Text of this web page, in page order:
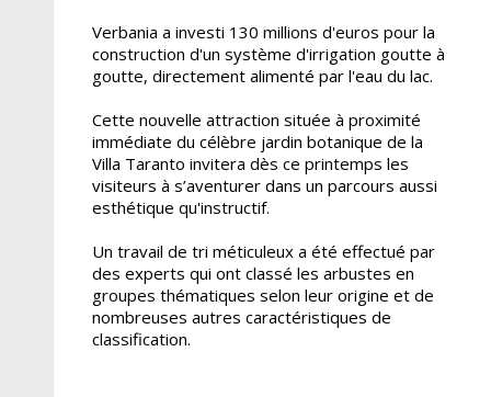
Verbania a investi 130 millions d'euros pour la
construction d'un système d'irrigation goutte à
goutte, directement alimenté par l'eau du lac.
Cette nouvelle attraction située à proximité
immédiate du célèbre jardin botanique de la
Villa Taranto invitera dès ce printemps les
visiteurs à s’aventurer dans un parcours aussi
esthétique qu'instructif.
Un travail de tri méticuleux a été effectué par
des experts qui ont classé les arbustes en
groupes thématiques selon leur origine et de
nombreuses autres caractéristiques de
classification.